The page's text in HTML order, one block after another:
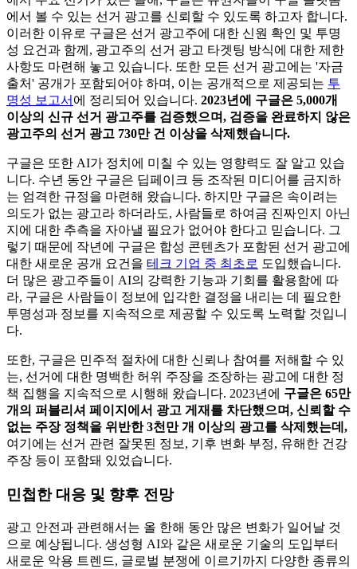
에서 볼 수 있는 선거 광고를 신뢰할 수 있도록 하고자 합니다.
이러한 이유로 구글은 선거 광고주에 대한 신원 확인 및 투명
성 요건과 함께, 광고주의 선거 광고 타겟팅 방식에 대한 제한
사항도 마련해 놓고 있습니다. 또한 모든 선거 광고에는 '자금
출처' 공개가 포함되어야 하며, 이는 공개적으로 제공되는 투
명성 보고서 에 정리되어 있습니다. 2023년에 구글은 5,000개
이상의 신규 선거 광고주를 검증했으며, 검증을 완료하지 않은
광고주의 선거 광고 730만 건 이상을 삭제했습니다.
구글은 또한 AI가 정치에 미칠 수 있는 영향력도 잘 알고 있습
니다. 수년 동안 구글은 딥페이크 등 조작된 미디어를 금지하
는 엄격한 규정을 마련해 왔습니다. 하지만 구글은 속이려는
의도가 없는 광고라 하더라도, 사람들로 하여금 진짜인지 아닌
지에 대한 추측을 자아낼 필요가 없어야 한다고 믿습니다. 그
렇기 때문에 작년에 구글은 합성 콘텐츠가 포함된 선거 광고에
대한 새로운 공개 요건을 테크 기업 중 최초로 도입했습니다.
더 많은 광고주들이 AI의 강력한 기능과 기회를 활용함에 따
라, 구글은 사람들이 정보에 입각한 결정을 내리는 데 필요한
투명성과 정보를 지속적으로 제공할 수 있도록 노력할 것입니
다.
또한, 구글은 민주적 절차에 대한 신뢰나 참여를 저해할 수 있
는, 선거에 대한 명백한 허위 주장을 조장하는 광고에 대한 정
책 집행을 지속적으로 시행해 왔습니다. 2023년에 구글은 65만
개의 퍼블리셔 페이지에서 광고 게재를 차단했으며, 신뢰할 수
없는 주장 정책을 위반한 3천만 개 이상의 광고를 삭제했는데,
여기에는 선거 관련 잘못된 정보, 기후 변화 부정, 유해한 건강
주장 등이 포함돼 있었습니다.
민첩한 대응 및 향후 전망
광고 안전과 관련해서는 올 한해 동안 많은 변화가 일어날 것
으로 예상됩니다. 생성형 AI와 같은 새로운 기술의 도입부터
새로운 악용 트렌드, 글로벌 분쟁에 이르기까지 다양한 종류의